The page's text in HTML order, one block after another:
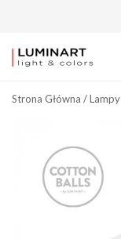
Strona Główna /Lampy